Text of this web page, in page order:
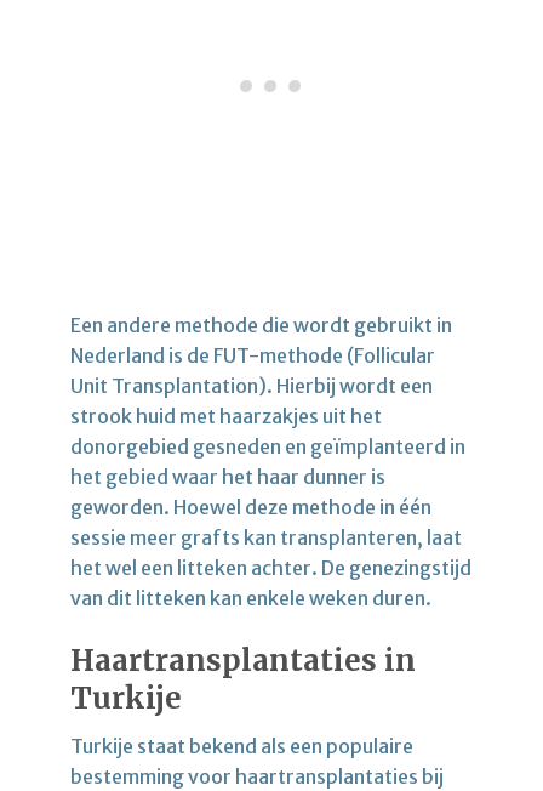
Een andere methode die wordt gebruikt in
Nederland is de FUT-methode (Follicular
Unit Transplantation). Hierbij wordt een
strook huid met haarzakjes uit het
donorgebied gesneden en geïmplanteerd in
het gebied waar het haar dunner is
geworden. Hoewel deze methode in één
sessie meer grafts kan transplanteren, laat
het wel een litteken achter. De genezingstijd
van dit litteken kan enkele weken duren.
Haartransplantaties in
Turkije
Turkije staat bekend als een populaire
bestemming voor haartransplantaties bij